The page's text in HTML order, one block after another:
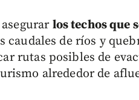
los techos que
caudales de ríos y
rutas posibles de
alrededor de